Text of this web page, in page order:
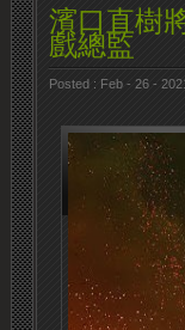
濱口直樹
戲總監
Posted : Feb - 26 -